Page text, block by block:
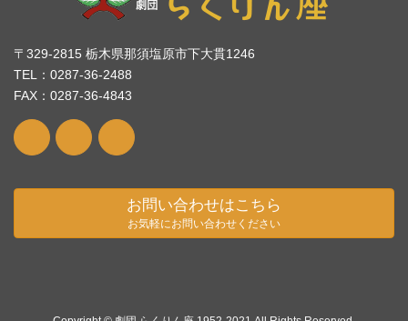
〒329-2815 栃木県那須塩原市下大貫1246
TEL：0287-36-2488
FAX：0287-36-4843
お問い合わせはこちら
お気軽にお問い合わせください